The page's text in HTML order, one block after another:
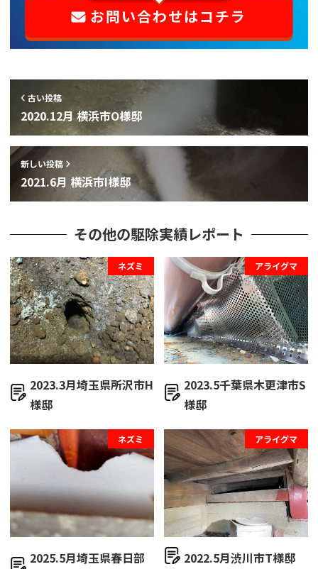
お問い合わせはコチラ
古い投稿
2020.12月 横浜市O様邸
新しい投稿
2021.6月 横浜市I様邸
その他の駆除実績レポート
ネズミ
2023.3月埼玉県所沢市H
様邸
アライグマ
2023.5千葉県木更津市S
様邸
ネズミ
2025.5月埼玉県春日部
アライグマ
2022.5月渋川市T様邸